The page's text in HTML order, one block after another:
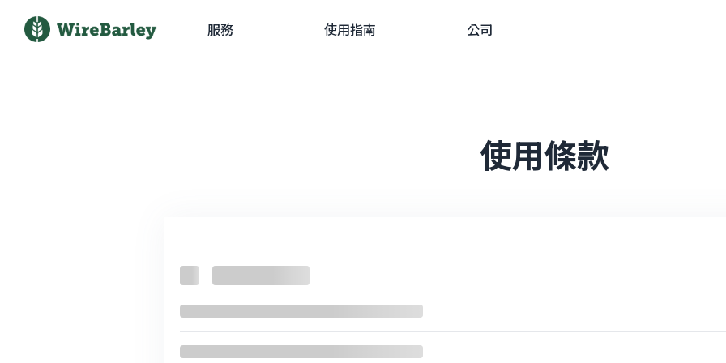
服務 使用指南 公司
使用條款